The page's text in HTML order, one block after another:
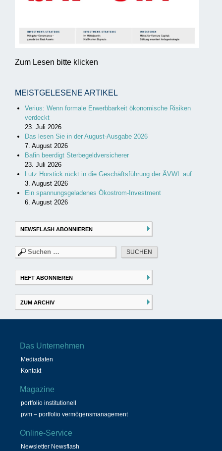
Zum Lesen bitte klicken
MEISTGELESENE ARTIKEL
Verius: Wenn formale Erwerbbarkeit ökonomische Risiken
verdeckt
23. Juli 2026
Das lesen Sie in der August-Ausgabe 2026
7. August 2026
Bafin beerdigt Sterbegeldversicherer
23. Juli 2026
Lutz Horstick rückt in die Geschäftsführung der ÄVWL auf
3. August 2026
Ein spannungsgeladenes Ökostrom-Investment
6. August 2026
NEWSFLASH ABONNIEREN
Suchen
nach:
HEFT ABONNIEREN
ZUM ARCHIV
Das Unternehmen
Mediadaten
Kontakt
Magazine
portfolio institutionell
pvm – portfolio vermögensmanagement
Online-Service
Newsletter Newsflash